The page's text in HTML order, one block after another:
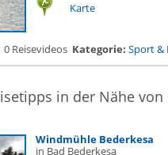
Karte
0 Reisevideos Kategorie: Sport &
in der Nähe
Windmühle Bederkesa
in Bad Bederkesa